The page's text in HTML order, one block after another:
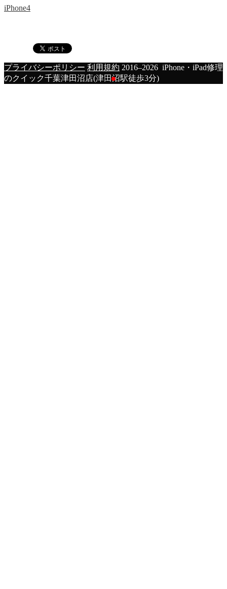
iPhone4
プライバシーポリシー 利用規約 2016–2026 iPhone・iPad修理
のクイック千葉津田沼店(津田沼駅徒歩3分)